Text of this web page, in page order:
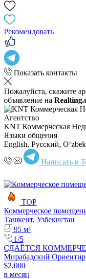
Рекомендовать
Показать контакты
Пожалуйста, скажите
объявление на
Агентство
KNT Коммерческая
Языки общения
English, Русский,
Написать в
TOP
Коммерческое
Ташкент, Узбекистан
95 м²
1/5
СДАЁТСЯ
Мирабадский
$2,000
в месяц